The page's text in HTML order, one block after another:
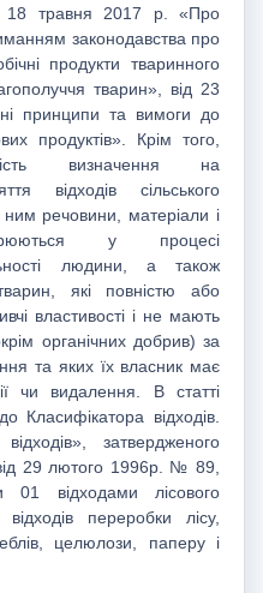
18 травня 2017 р. «Про
законодавства про
продукти тваринного
тварин», від 23
принципи та вимоги до
продуктів». Крім того,
визначення на
відходів сільського
ним речовини, матеріали і
у процесі
людини, а також
які повністю або
властивості і не мають
органічних добрив) за
та яких їх власник має
чи видалення. В статті
Класифікатора відходів.
затвердженого
29 лютого 1996р. № 89,
відходами лісового
переробки лісу,
целюлози, паперу і